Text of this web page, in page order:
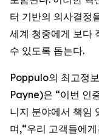
터 기반의 의사결정
세계 청중에게 보다
수 있도록 돕는다.
Poppulo의 최고정
Payne)은 “이번 인
니지 분야에서 책임
며,“우리 고객들에